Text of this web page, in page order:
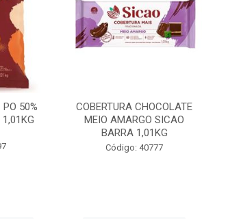
PO 50%
COBERTURA CHOCOLATE
MEIO AMARGO SICAO
BARRA 1,01KG
Código: 40777